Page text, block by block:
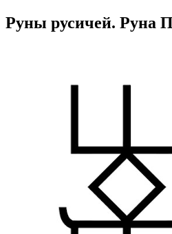
Руны русичей. Руна